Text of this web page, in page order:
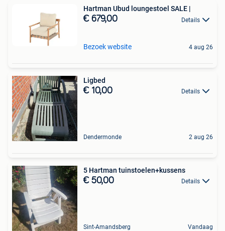
Hartman Ubud loungestoel SALE |
€ 679,00 Details
Bezoek website 4 aug 26
Ligbed
€ 10,00 Details
Dendermonde 2 aug 26
5 Hartman tuinstoelen+kussens
€ 50,00 Details
Sint-Amandsberg Vandaag